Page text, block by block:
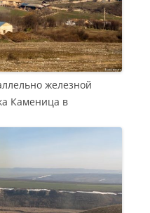
железной
Каменица в